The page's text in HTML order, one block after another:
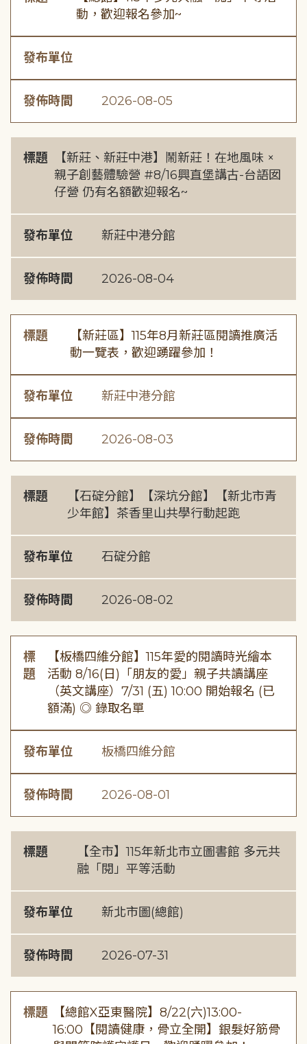
動，歡迎報名參加~
發布單位
發佈時間 2026-08-05
標題
【新莊、新莊中港】鬧新莊！在地風味 ×
親子創藝體驗營 #8/16興直堡講古-台語囡
仔營 仍有名額歡迎報名~
發布單位 新莊中港分館
發佈時間 2026-08-04
標題
【新莊區】115年8月新莊區閱讀推廣活
動一覽表，歡迎踴躍參加！
發布單位 新莊中港分館
發佈時間 2026-08-03
標題
【石碇分館】【深坑分館】【新北市青
少年館】茶香里山共學行動起跑
發布單位 石碇分館
發佈時間 2026-08-02
標
題
【板橋四維分館】115年愛的閱讀時光繪本
活動 8/16(日)「朋友的愛」親子共讀講座
（英文講座）7/31 (五) 10:00 開始報名 (已
額滿) ◎ 錄取名單
發布單位 板橋四維分館
發佈時間 2026-08-01
標題
【全市】115年新北市立圖書館 多元共
融「閱」平等活動
發布單位 新北市圖(總館)
發佈時間 2026-07-31
標題
【總館X亞東醫院】8/22(六)13:00-
16:00【閱讀健康，骨立全開】銀髮好筋骨